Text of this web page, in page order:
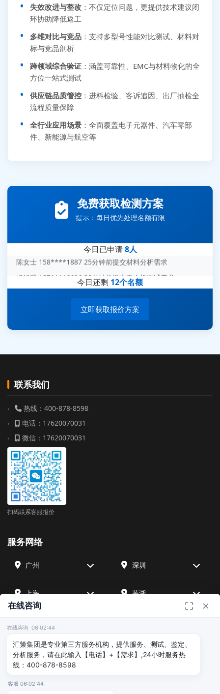
失效改进与整改 ：不仅定位问题，更提供技术建议闭
环协助降低返工
多维对比与竞品 ：支持多型号性能对比测试、材料对
标与竞品剖析
跨领域综合验证 ：涵盖可靠性、EMC与材料物化的全
方位一站式测试
供应链品质管控 ：进料检验、客诉追因、出厂抽检全
流程质量保障
全行业应用场景 ：全面覆盖电子元器件、汽车零部
件、新能源与航空等
免费获取检测方案
提示：每日优先处理名额有限
今日已申请8人
王经理 186****9012 7分钟前提交并网/涉网试验需求
赵总 135****7688 12分钟前提交芯片失效分析需求
陈女士 158****1887 25分钟前提交材料分析需求
周总 136****0539 35分钟前提交机器人测试需求
今日还剩 12个名额
立即获取报价方案
联系我们
热线：400-878-8598
电话：17620070031
微信：17620070031
扫码联系客服报价
服务网络
广州 深圳
上海 芜湖
北京 武汉
友情链接
在线咨询
在线咨询 06:02:44
汇策集团是专业第三方服务机构，提供服务、测试、鉴定、
分析服务，请在此输入【电话】+【需求】,24小时服务热
线：400-878-8598
客服 06:02:44